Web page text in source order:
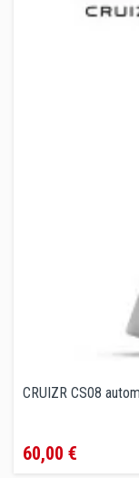
CRUIZR CS08
60,00 €